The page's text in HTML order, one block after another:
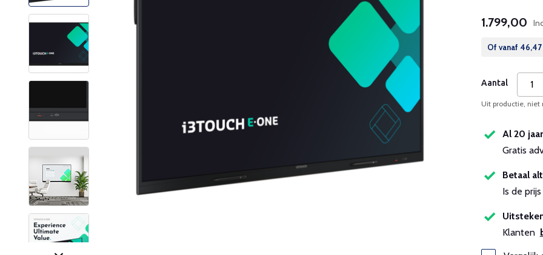
1.799,00
Of vanaf 46,47
Aantal
Uit productie, niet
Al 20
Gratis
Betaal
Is de
Klanten